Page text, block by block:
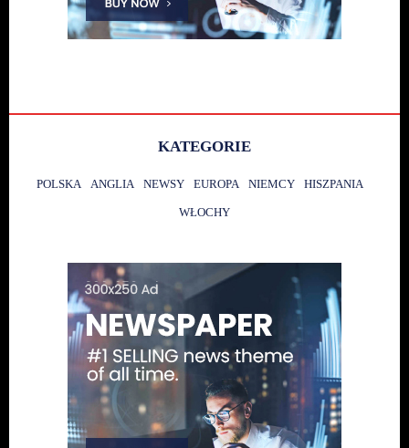
KATEGORIE
POLSKA ANGLIA NEWSY EUROPA NIEMCY HISZPANIA
WŁOCHY